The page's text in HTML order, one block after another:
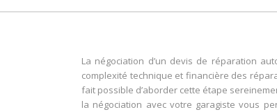
La négociation d’un devis de réparation
complexité technique et financière des
fait possible d’aborder cette étape
la négociation avec votre garagiste vous